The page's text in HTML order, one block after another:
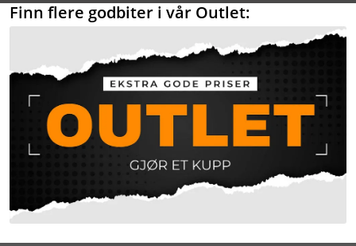
Finn flere godbiter i vår Outlet: